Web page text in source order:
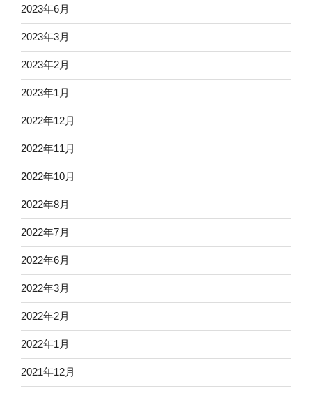
2023年6月
2023年3月
2023年2月
2023年1月
2022年12月
2022年11月
2022年10月
2022年8月
2022年7月
2022年6月
2022年3月
2022年2月
2022年1月
2021年12月